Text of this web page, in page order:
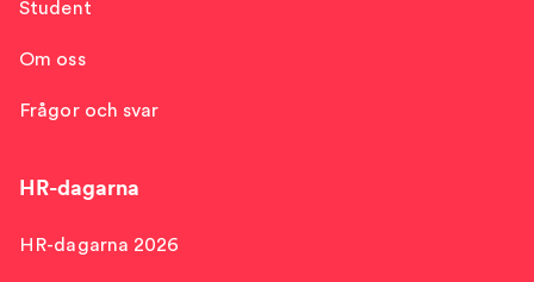
Student
Om oss
Frågor och svar
HR-dagarna
HR-dagarna 2026